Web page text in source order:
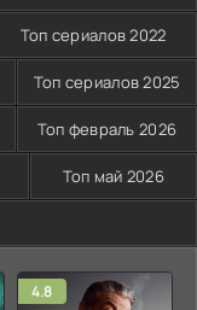
Топ сериалов 2022
Топ сериалов 2025
Топ февраль 2026
Топ май 2026
4.8